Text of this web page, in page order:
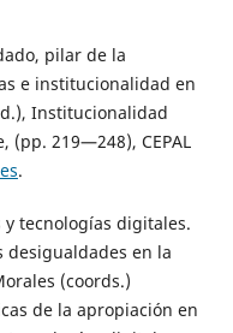
pilar de la
e institucionalidad en
Institucionalidad
(pp. 219—248), CEPAL
.
y tecnologías digitales.
desigualdades en la
(coords.)
de la apropiación en